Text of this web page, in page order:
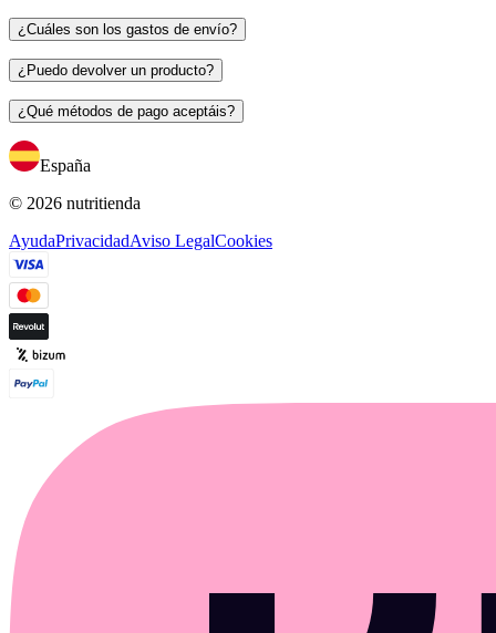
¿Cuáles son los gastos de envío?
¿Puedo devolver un producto?
¿Qué métodos de pago aceptáis?
España
© 2026 nutritienda
AyudaPrivacidadAviso LegalCookies